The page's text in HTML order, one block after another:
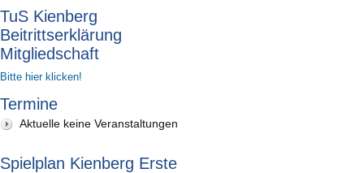
TuS Kienberg
Beitrittserklärung
Mitgliedschaft
Bitte hier klicken!
Termine
Aktuelle keine Veranstaltungen
Spielplan Kienberg Erste